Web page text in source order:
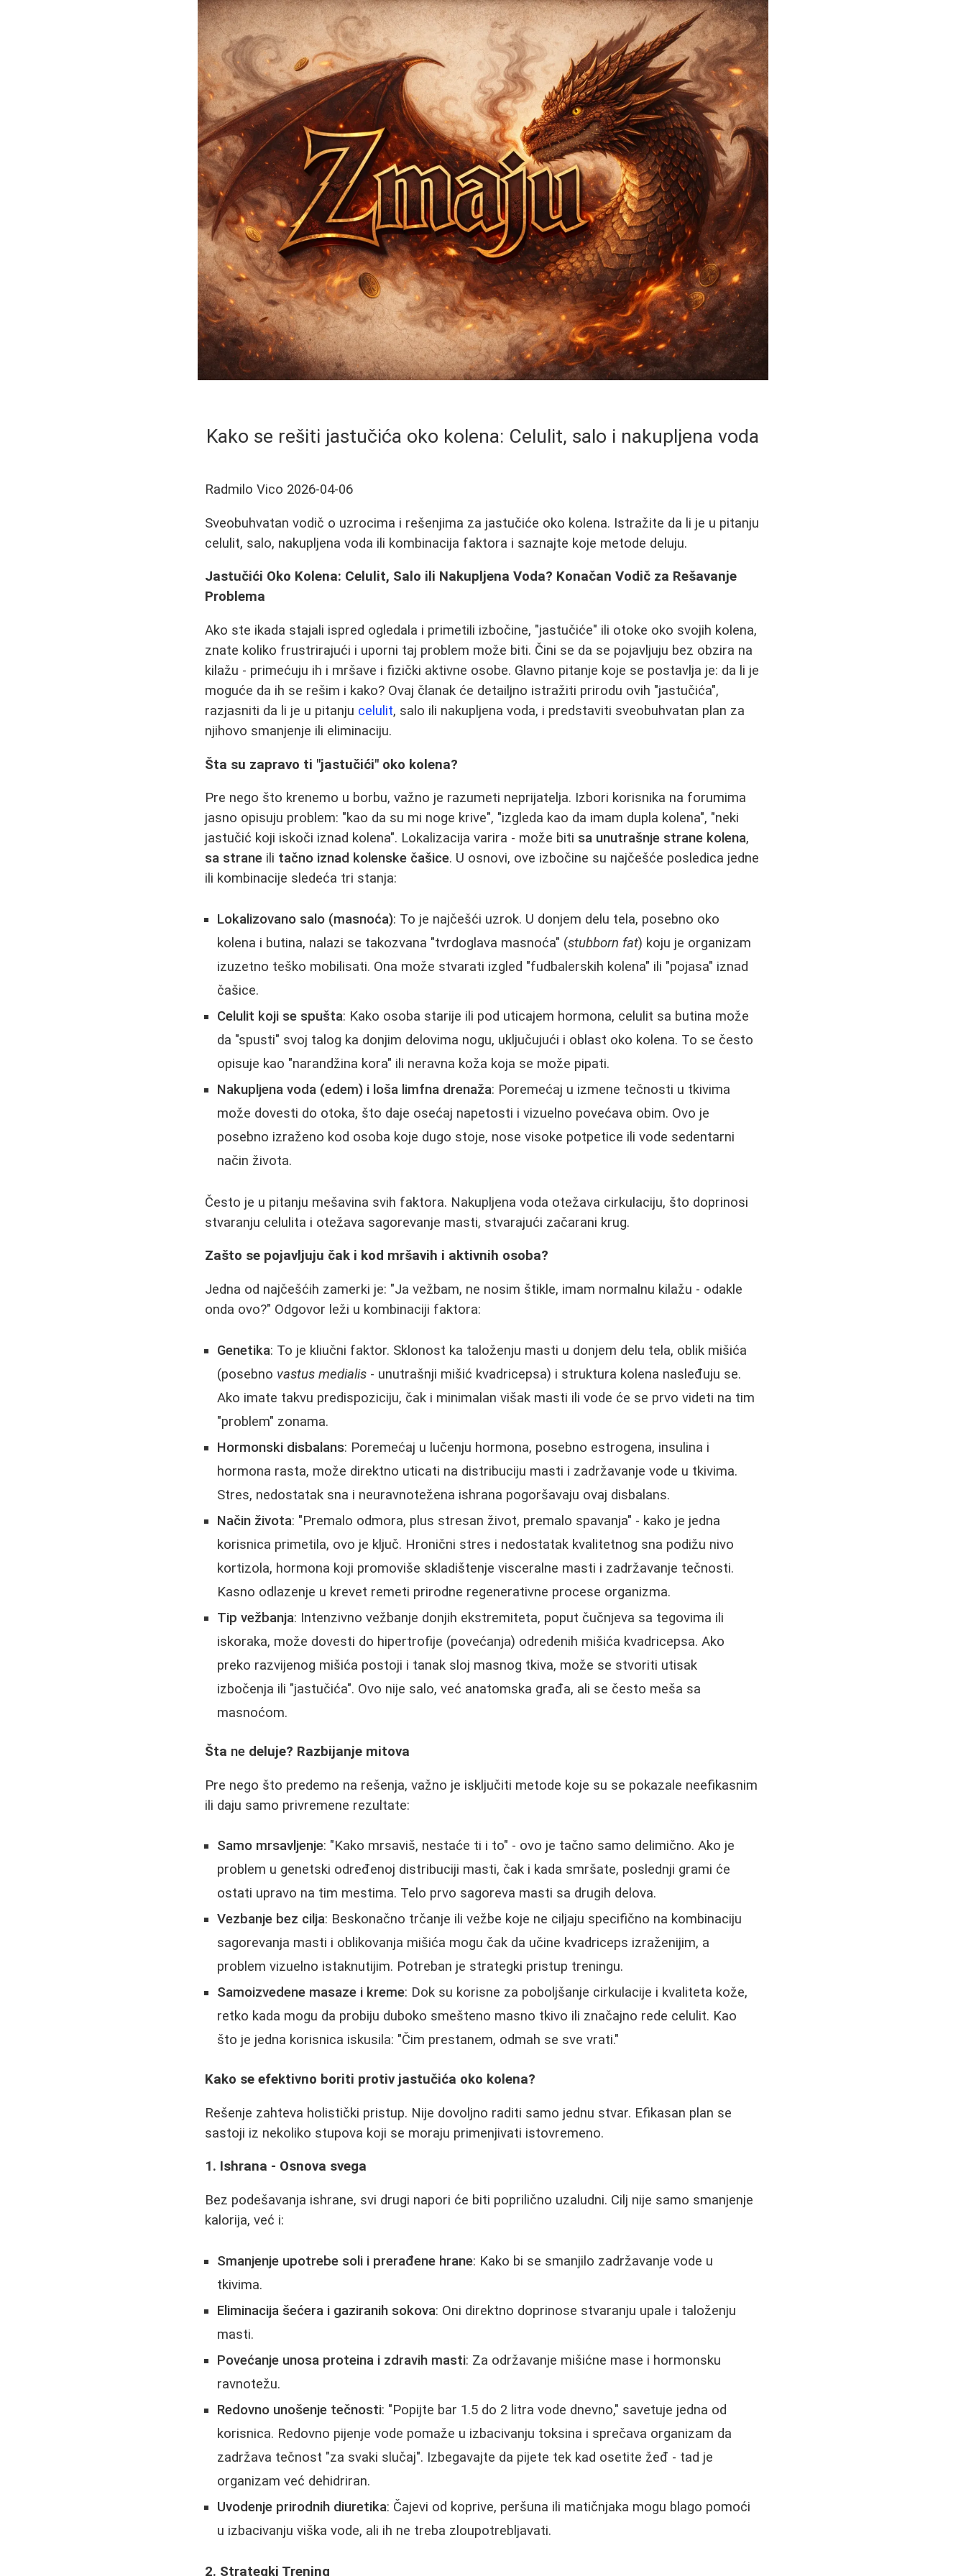
Kako se rešiti jastučića oko kolena: Celulit, salo i nakupljena voda
Radmilo Vico 2026-04-06
Sveobuhvatan vodič o uzrocima i rešenjima za jastučiće oko kolena. Istražite da li je u pitanju
celulit, salo, nakupljena voda ili kombinacija faktora i saznajte koje metode deluju.
Jastučići Oko Kolena: Celulit, Salo ili Nakupljena Voda? Konačan Vodič za Rešavanje
Problema
Ako ste ikada stajali ispred ogledala i primetili izbočine, "jastučiće" ili otoke oko svojih kolena,
znate koliko frustrirajući i uporni taj problem može biti. Čini se da se pojavljuju bez obzira na
kilažu - primećuju ih i mršave i fizički aktivne osobe. Glavno pitanje koje se postavlja je: da li je
moguće da ih se rešim i kako? Ovaj članak će detailjno istražiti prirodu ovih "jastučića",
razjasniti da li je u pitanju celulit, salo ili nakupljena voda, i predstaviti sveobuhvatan plan za
njihovo smanjenje ili eliminaciju.
Šta su zapravo ti "jastučići" oko kolena?
Pre nego što krenemo u borbu, važno je razumeti neprijatelja. Izbori korisnika na forumima
jasno opisuju problem: "kao da su mi noge krive", "izgleda kao da imam dupla kolena", "neki
jastučić koji iskoči iznad kolena". Lokalizacija varira - može biti sa unutrašnje strane kolena,
sa strane ili tačno iznad kolenske čašice. U osnovi, ove izbočine su najčešće posledica jedne
ili kombinacije sledeća tri stanja:
Lokalizovano salo (masnoća): To je najčešći uzrok. U donjem delu tela, posebno oko
kolena i butina, nalazi se takozvana "tvrdoglava masnoća" (stubborn fat) koju je organizam
izuzetno teško mobilisati. Ona može stvarati izgled "fudbalerskih kolena" ili "pojasa" iznad
čašice.
Celulit koji se spušta: Kako osoba starije ili pod uticajem hormona, celulit sa butina može
da "spusti" svoj talog ka donjim delovima nogu, uključujući i oblast oko kolena. To se često
opisuje kao "narandžina kora" ili neravna koža koja se može pipati.
Nakupljena voda (edem) i loša limfna drenaža: Poremećaj u izmene tečnosti u tkivima
može dovesti do otoka, što daje osećaj napetosti i vizuelno povećava obim. Ovo je
posebno izraženo kod osoba koje dugo stoje, nose visoke potpetice ili vode sedentarni
način života.
Često je u pitanju mešavina svih faktora. Nakupljena voda otežava cirkulaciju, što doprinosi
stvaranju celulita i otežava sagorevanje masti, stvarajući začarani krug.
Zašto se pojavljuju čak i kod mršavih i aktivnih osoba?
Jedna od najčešćih zamerki je: "Ja vežbam, ne nosim štikle, imam normalnu kilažu - odakle
onda ovo?" Odgovor leži u kombinaciji faktora:
Genetika: To je kliučni faktor. Sklonost ka taloženju masti u donjem delu tela, oblik mišića
(posebno vastus medialis - unutrašnji mišić kvadricepsa) i struktura kolena nasleđuju se.
Ako imate takvu predispoziciju, čak i minimalan višak masti ili vode će se prvo videti na tim
"problem" zonama.
Hormonski disbalans: Poremećaj u lučenju hormona, posebno estrogena, insulina i
hormona rasta, može direktno uticati na distribuciju masti i zadržavanje vode u tkivima.
Stres, nedostatak sna i neuravnotežena ishrana pogoršavaju ovaj disbalans.
Način života: "Premalo odmora, plus stresan život, premalo spavanja" - kako je jedna
korisnica primetila, ovo je ključ. Hronični stres i nedostatak kvalitetnog sna podižu nivo
kortizola, hormona koji promoviše skladištenje visceralne masti i zadržavanje tečnosti.
Kasno odlazenje u krevet remeti prirodne regenerativne procese organizma.
Tip vežbanja: Intenzivno vežbanje donjih ekstremiteta, poput čučnjeva sa tegovima ili
iskoraka, može dovesti do hipertrofije (povećanja) odredenih mišića kvadricepsa. Ako
preko razvijenog mišića postoji i tanak sloj masnog tkiva, može se stvoriti utisak
izbočenja ili "jastučića". Ovo nije salo, već anatomska građa, ali se često meša sa
masnoćom.
Šta ne deluje? Razbijanje mitova
Pre nego što predemo na rešenja, važno je isključiti metode koje su se pokazale neefikasnim
ili daju samo privremene rezultate:
Samo mrsavljenje: "Kako mrsaviš, nestaće ti i to" - ovo je tačno samo delimično. Ako je
problem u genetski određenoj distribuciji masti, čak i kada smršate, poslednji grami će
ostati upravo na tim mestima. Telo prvo sagoreva masti sa drugih delova.
Vezbanje bez cilja: Beskonačno trčanje ili vežbe koje ne ciljaju specifično na kombinaciju
sagorevanja masti i oblikovanja mišića mogu čak da učine kvadriceps izraženijim, a
problem vizuelno istaknutijim. Potreban je strategki pristup treningu.
Samoizvedene masaze i kreme: Dok su korisne za poboljšanje cirkulacije i kvaliteta kože,
retko kada mogu da probiju duboko smešteno masno tkivo ili značajno rede celulit. Kao
što je jedna korisnica iskusila: "Čim prestanem, odmah se sve vrati."
Kako se efektivno boriti protiv jastučića oko kolena?
Rešenje zahteva holistički pristup. Nije dovoljno raditi samo jednu stvar. Efikasan plan se
sastoji iz nekoliko stupova koji se moraju primenjivati istovremeno.
1. Ishrana - Osnova svega
Bez podešavanja ishrane, svi drugi napori će biti poprilično uzaludni. Cilj nije samo smanjenje
kalorija, već i:
Smanjenje upotrebe soli i prerađene hrane: Kako bi se smanjilo zadržavanje vode u
tkivima.
Eliminacija šećera i gaziranih sokova: Oni direktno doprinose stvaranju upale i taloženju
masti.
Povećanje unosa proteina i zdravih masti: Za održavanje mišićne mase i hormonsku
ravnotežu.
Redovno unošenje tečnosti: "Popijte bar 1.5 do 2 litra vode dnevno," savetuje jedna od
korisnica. Redovno pijenje vode pomaže u izbacivanju toksina i sprečava organizam da
zadržava tečnost "za svaki slučaj". Izbegavajte da pijete tek kad osetite žeđ - tad je
organizam već dehidriran.
Uvodenje prirodnih diuretika: Čajevi od koprive, peršuna ili matičnjaka mogu blago pomoći
u izbacivanju viška vode, ali ih ne treba zloupotrebljavati.
2. Strategki Trening